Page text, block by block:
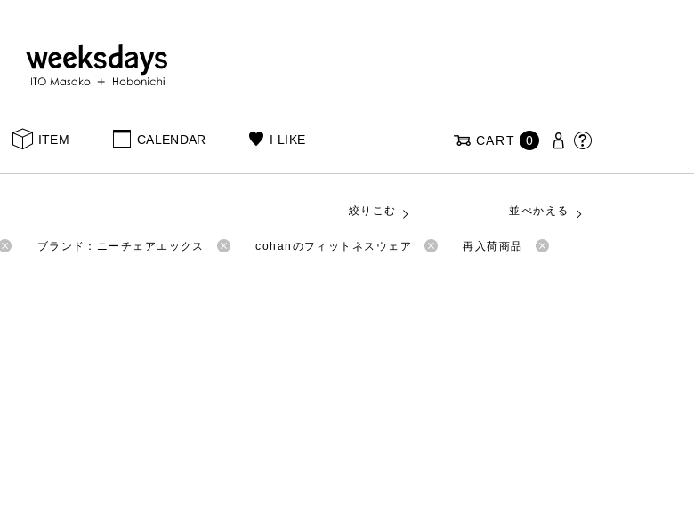
ITEM CALENDAR I LIKE CART 0
絞りこむ 並べかえる
ブランド：ニーチェアエックス cohanのフィットネスウェア 再入荷商品